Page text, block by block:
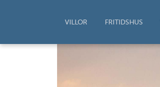
VILLOR FRITIDSHUS